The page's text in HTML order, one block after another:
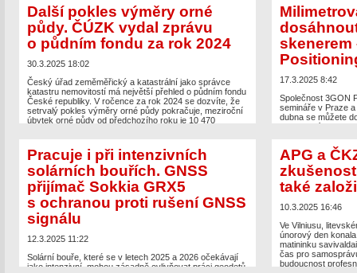
k organizaci a sdílení informací mezi různými aktéry
v oblasti správy nemovitostí […]
The post Publikace FIG – Doménový model správy
pozemků (LADM)appeared first on Zeměměřič.
zaznamenaly
rostoucí význam
The postPřehled
umělá inteligence
Zeměměřič
Další pokles výměry orné
půdy. ČÚZK vydal zprávu
o půdním fondu za rok 2024
30.3.2025 18:02
Český úřad zeměměřický a katastrální jako správce
katastru nemovitostí má největší přehled o půdním fondu
České republiky. V ročence za rok 2024 se dozvíte, že
setrvalý pokles výměry orné půdy pokračuje, meziroční
úbytek orné půdy od předchozího roku je 10 470
Nárůst trvalého travního […]
The postDalší pokles výměry orné půdy. ČÚZK vydal
zprávu o půdním fondu za rok 2024 appeared first on
Zeměměřič.
skenerem
17.3.2025 8:42
Společnost 3GON
semináře v Praze
dubna se můžete
správy budov a
Jak skenovat s
přesnosti
budov – celý […]
The post
3D skenerem –
first onZeměměřič
Pracuje i při intenzivních
solárních bouřích. GNSS
přijímač Sokkia GRX5
s ochranou proti rušení GNSS
signálu
12.3.2025 11:22
Solární bouře, které se v letech 2025 a 2026 očekávají
jako intenzivní, mohou zásadně ovlivňovat práci geodetů.
APG a
také
10.3.2025 16:46
Ve Vilniusu,
únorový den
matininku
čas pro
budoucnost